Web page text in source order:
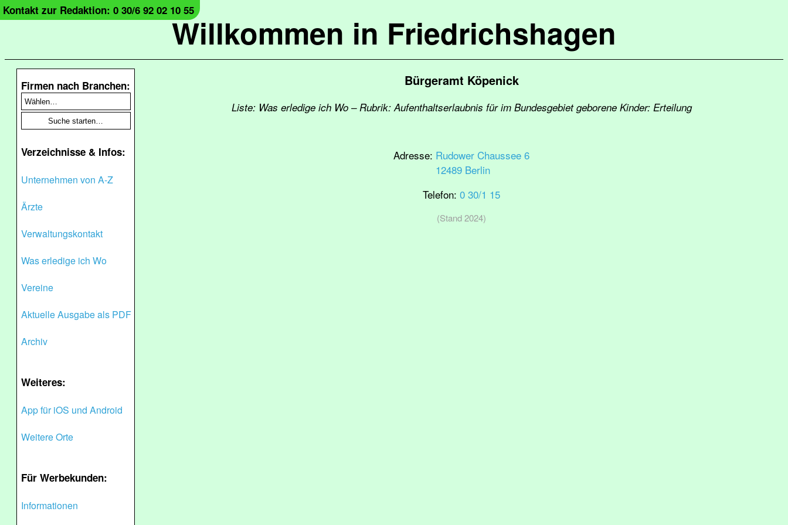
Willkommen in Friedrichshagen
Kontakt zur Redaktion: 0 30/6 92 02 10 55
Firmen nach Branchen:
Verzeichnisse & Infos:
Unternehmen von A-Z
Ärzte
Verwaltungskontakt
Was erledige ich Wo
Vereine
Aktuelle Ausgabe als PDF
Archiv
Weiteres:
App für iOS und Android
Weitere Orte
Für Werbekunden:
Informationen
Bürgeramt Köpenick
Liste: Was erledige ich Wo – Rubrik: Aufenthaltserlaubnis für im Bundesgebiet geborene Kinder: Erteilung
Adresse: Rudower Chaussee 6
12489 Berlin
Telefon: 0 30/1 15
(Stand 2024)